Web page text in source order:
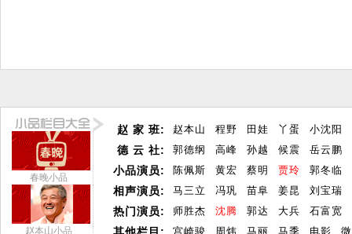
春晚小品
赵本山小品
赵 家 班:
德 云 社:
小品演员:
相声演员:
热门演员:
赵本山 程野 田娃 丫蛋
小沈阳
郭德纲
高峰 孙越 候震
岳云鹏
陈佩斯
黄宏 蔡明 贾玲
郭冬临
马三立
冯巩 苗阜 姜昆
刘宝瑞
师胜杰
沈腾 郭达 大兵
石富宽
宫崎骏
周炜 马丽 马季 电影